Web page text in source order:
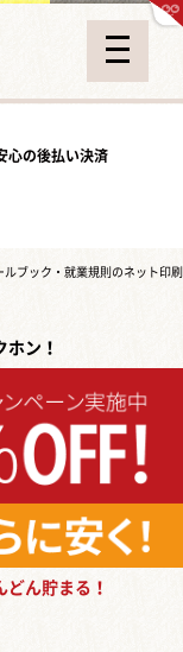
心の後払い決済
ルブック・就業規則のネット印
ホン！
ん貯まる！